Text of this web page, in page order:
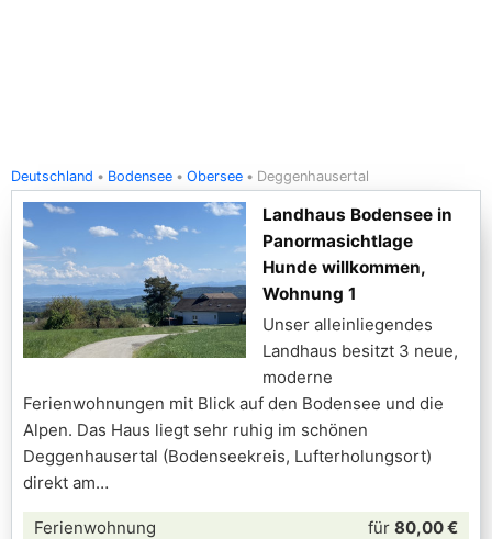
Deutschland Bodensee Obersee Deggenhausertal
Landhaus Bodensee in
Panormasichtlage
Hunde willkommen,
Wohnung 1
Unser alleinliegendes
Landhaus besitzt 3 neue,
moderne
Ferienwohnungen mit Blick auf den Bodensee und die
Alpen. Das Haus liegt sehr ruhig im schönen
Deggenhausertal (Bodenseekreis, Lufterholungsort)
direkt am
Ferienwohnung
für 80,00 €